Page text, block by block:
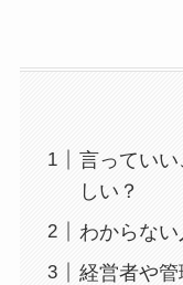
言ってい
しい？
わからな
経営者や